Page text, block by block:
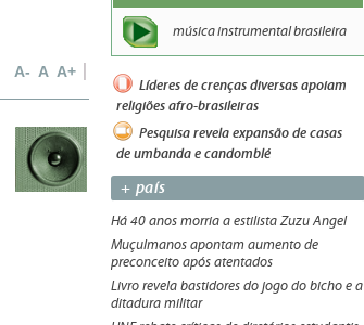
A- A A+
música instrumental brasileira
Líderes de crenças diversas apoiam
religiões afro-brasileiras
Pesquisa revela expansão de casas
de umbanda e candomblé
+ país
Há 40 anos morria a estilista Zuzu Angel
Muçulmanos apontam aumento de
preconceito após atentados
Livro revela bastidores do jogo do bicho e a
ditadura militar